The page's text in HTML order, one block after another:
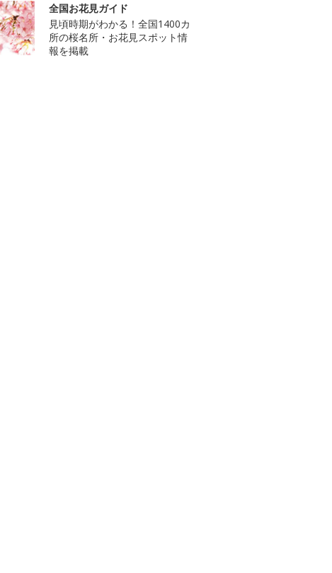
全国お花見ガイド
見頃時期がわかる！全国1400カ
所の桜名所・お花見スポット情
報を掲載